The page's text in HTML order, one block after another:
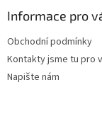
Informace pro
Obchodní podmínky
Kontakty jsme tu pro
Napište nám